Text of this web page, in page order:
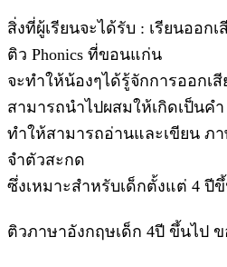
สิ่งที่ผู้เรียนจะได้รับ : เรียนออก
ติว Phonics ที่ขอนแก่น
จะทำให้น้องๆได้รู้จักการออกเ
สามารถนำไปผสมให้เกิดเป็นคำ
ทำให้สามารถอ่านและเขียน ภ
จำตัวสะกด
ซึ่งเหมาะสำหรับเด็กตั้งแต่ 4 ปี
ติวภาษาอังกฤษเด็ก 4ปี ขึ้นไป